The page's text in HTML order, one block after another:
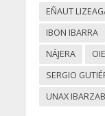
EÑAUT
IBON IBARRA
NÁJERA
SERGIO
UNAX